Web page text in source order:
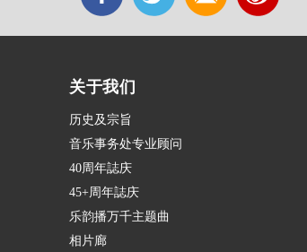
关于我们
历史及宗旨
音乐事务处专业顾问
40周年誌庆
45+周年誌庆
乐韵播万千主题曲
相片廊